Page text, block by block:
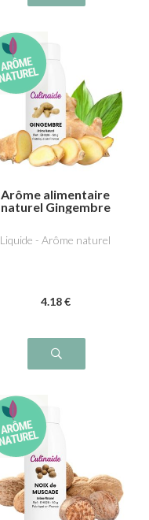
Arôme alimentaire
naturel Gingembre
Liquide - Arôme naturel
4.18 €